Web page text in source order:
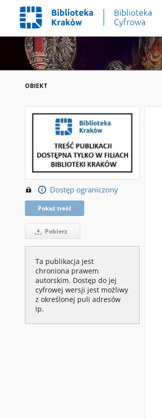
OBIEKT
Dostęp ograniczony
Pokaż treść
Pobierz
Ta publikacja jest
chroniona prawem
autorskim. Dostęp do jej
cyfrowej wersji jest możliwy
z określonej puli adresów
ip.